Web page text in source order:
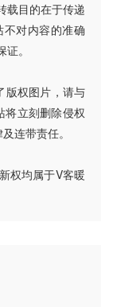
载目的在于传递
对内容的准确
。
版权图片，请与
将立刻删除侵权
连带责任。
权均属于V客暖